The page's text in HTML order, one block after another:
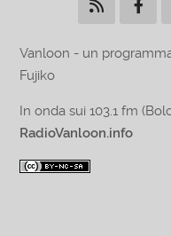
Vanloon - un
Fujiko
In onda sui 103.1 fm
RadioVanloon.info